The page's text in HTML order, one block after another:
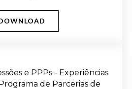
e PPPs - Experiências
de Parcerias de